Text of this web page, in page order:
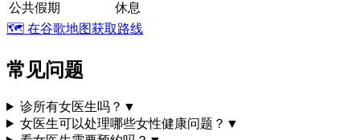
公共假期
休息
🗺️ 在谷歌地图获取路线
常见问题
诊所有女医生吗？ ▼
女医生可以处理哪些女性健康问题？ ▼